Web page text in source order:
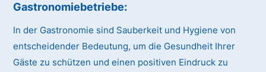
Gastronomiebetriebe:
In der Gastronomie sind Sauberkeit und Hygiene von
entscheidender Bedeutung, um die Gesundheit Ihrer
Gäste zu schützen und einen positiven Eindruck zu